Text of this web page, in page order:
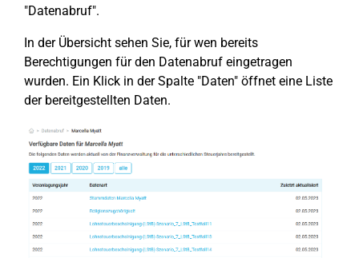
"Datenabruf".
In der Übersicht sehen Sie, für wen bereits
Berechtigungen für den Datenabruf eingetragen
wurden. Ein Klick in der Spalte "Daten" öffnet eine Liste
der bereitgestellten Daten.